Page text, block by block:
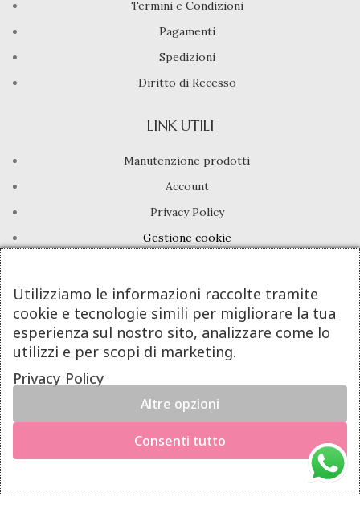
Termini e Condizioni
Pagamenti
Spedizioni
Diritto di Recesso
LINK UTILI
Manutenzione prodotti
Account
Privacy Policy
Gestione cookie
Chi siamo
Dicono di noi
DeA Jewels® | Valeria De Alfieri - P.Iva 08605781213
Powered By Next Step
consegna del prodotto.
×
Utilizziamo le informazioni raccolte tramite
cookie e tecnologie simili per migliorare la tua
esperienza sul nostro sito, analizzare come lo
utilizzi e per scopi di marketing.
Privacy Policy
Altre opzioni
Consenti tutto